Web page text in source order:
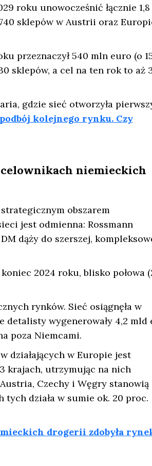
roku unowocześnić łącznie 1,8
sklepów w Austrii oraz
przeznaczył 540 mln euro (o
sklepów, a cel na ten rok to aż
gdzie sieć otworzyła
podbój kolejnego rynku. Czy
celownikach niemieckich
obszarem
jest odmienna: Rossmann
dąży do szerszej,
2024 roku, blisko połowa
rynków. Sieć osiągnęła w
detalisty wygenerowały 4,2 mld
poza Niemcami.
działających w Europie jest
krajach, utrzymując na nich
Czechy i Węgry stanowią
tych działa w sumie ok. 20 proc.
drogerii zdobyła